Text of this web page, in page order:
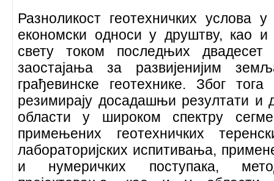
Разноликост геотехничких
економски односи у друштву, као
свету током последњих
заостајања за развијенијим
грађевинске геотехнике. Због
резимирају досадашњи резултати и
области у широком спектру
примењених геотехничких
лабораторијских испитивања,
и нумеричких поступака,